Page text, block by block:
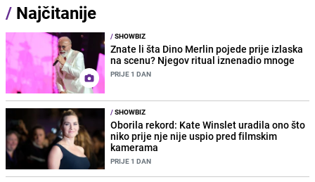
/ Najčitanije
/SHOWBIZ
Znate li šta Dino Merlin pojede prije izlaska
na scenu? Njegov ritual iznenadio mnoge
PRIJE 1 DAN
/SHOWBIZ
Oborila rekord: Kate Winslet uradila ono što
niko prije nje nije uspio pred filmskim
kamerama
PRIJE 1 DAN